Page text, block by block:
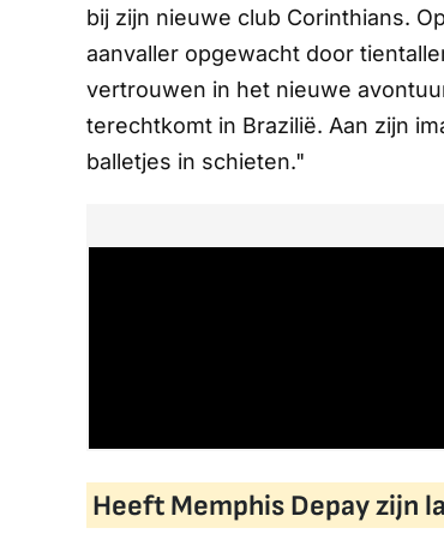
bij zijn nieuwe club Corinthians.
aanvaller opgewacht door
vertrouwen in het nieuwe
terechtkomt in Brazilië. Aan zijn
balletjes in schieten."
Heeft Memphis Depay zijn